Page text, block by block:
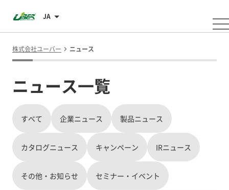
JA
株式会社ユーバー ニュース
ニュース一覧
すべて 企業ニュース 製品ニュース
カタログニュース キャンペーン IRニュース
その他・お知らせ セミナー・イベント